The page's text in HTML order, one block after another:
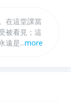
在這堂課當
被看見；這
遠是最了解
，與自己
...more